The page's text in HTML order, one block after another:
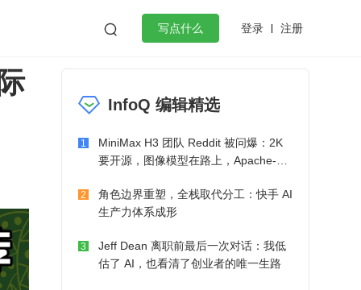
 写点什么 登录 注册
工作
微服务架构 flutter
InfoQ 编辑精选
1
MiniMax H3 团队 Reddit 被问爆：2K
要开源，图像模型在路上，Apache-2.0
2
角色边界重塑，全栈取代分工：快手 AI
生产力体系成形
3
Jeff Dean 离职前最后一次对话：我低
估了 AI，也看清了创业者的唯一生路